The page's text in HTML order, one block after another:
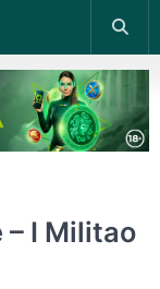
– I Militao